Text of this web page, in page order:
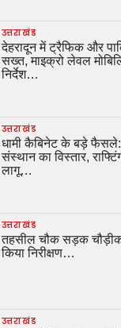
उत्तराखंड
देहरादून में ट्रैफिक और
सख्त, माइक्रो लेवल
निर्देश…
उत्तराखंड
धामी कैबिनेट के बड़े फैसले:
संस्थान का विस्तार,
लागू…
उत्तराखंड
तहसील चौक सड़क
किया निरीक्षण…
उत्तराखंड